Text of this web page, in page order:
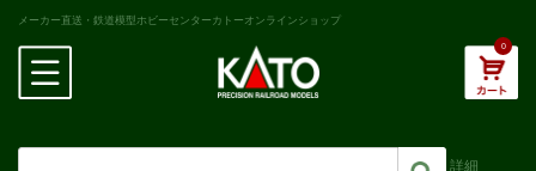
メーカー直送・鉄道模型ホビーセンターカトーオンラインショップ
0
詳細